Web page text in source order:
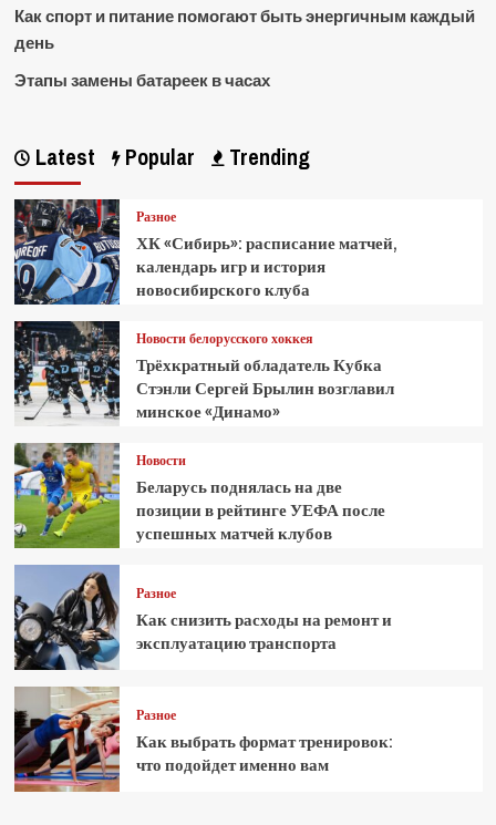
Как спорт и питание помогают быть энергичным каждый
день
Этапы замены батареек в часах
Latest Popular Trending
Разное
ХК «Сибирь»: расписание матчей,
календарь игр и история
новосибирского клуба
Новости белорусского хоккея
Трёхкратный обладатель Кубка
Стэнли Сергей Брылин возглавил
минское «Динамо»
Новости
Беларусь поднялась на две
позиции в рейтинге УЕФА после
успешных матчей клубов
Разное
Как снизить расходы на ремонт и
эксплуатацию транспорта
Разное
Как выбрать формат тренировок:
что подойдет именно вам